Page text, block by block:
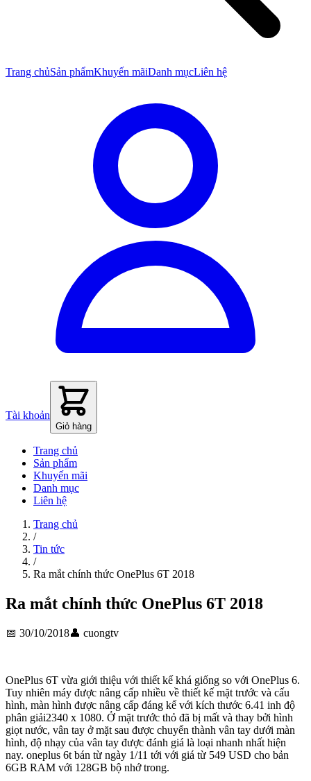
Trang chủSản phẩmKhuyến mãiDanh mụcLiên hệ
Tài khoản
Giỏ hàng
Trang chủ
Sản phẩm
Khuyến mãi
Danh mục
Liên hệ
Trang chủ
/
Tin tức
/
Ra mắt chính thức OnePlus 6T 2018
Ra mắt chính thức OnePlus 6T 2018
📅 30/10/2018👤 cuongtv
OnePlus 6T vừa giới thiệu với thiết kế khá giống so với OnePlus 6.
Tuy nhiên máy được nâng cấp nhiều về thiết kế mặt trước và cấu
hình, màn hình được nâng cấp đáng kể với kích thước 6.41 inh độ
phân giải2340 x 1080. Ở mặt trước thỏ đã bị mất và thay bởi hình
giọt nước, vân tay ở mặt sau được chuyển thành vân tay dưới màn
hình, độ nhạy của vân tay được đánh giá là loại nhanh nhất hiện
nay. oneplus 6t bán từ ngày 1/11 tới với giá từ 549 USD cho bản
6GB RAM với 128GB bộ nhớ trong.